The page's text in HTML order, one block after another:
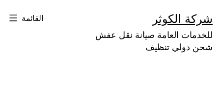
إلى
المحتوى
شركة الكوثر
للخدمات العامة صيانة نقل عفش
شحن دولي تنظيف
القائمة